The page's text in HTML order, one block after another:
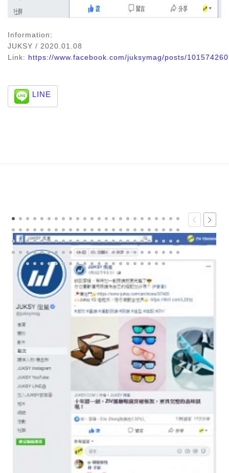
Information:
JUKSY / 2020.01.08
Link: https://www.facebook.com/juksymag/posts/
LINE